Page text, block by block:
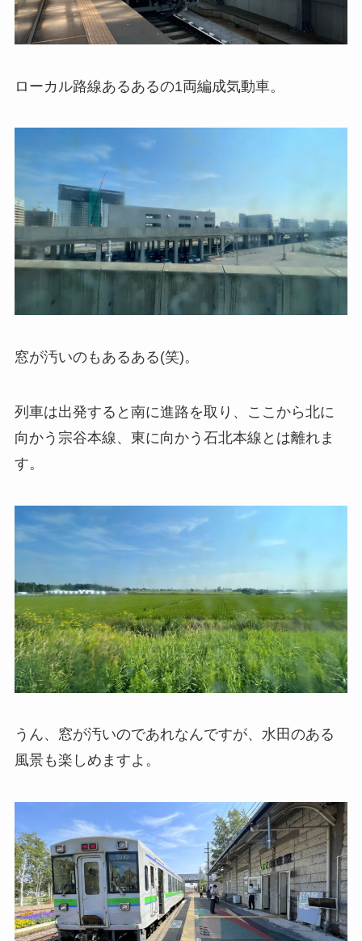
ローカル路線あるあるの1両編成気動車。
窓が汚いのもあるある(笑)。
列車は出発すると南に進路を取り、ここから北に
向かう宗谷本線、東に向かう石北本線とは離れま
す。
うん、窓が汚いのであれなんですが、水田のある
風景も楽しめますよ。